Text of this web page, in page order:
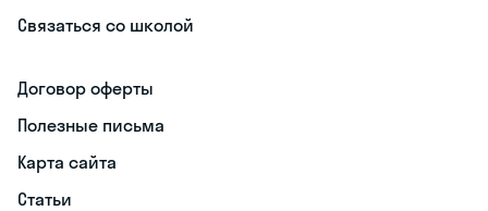
Связаться со школой
Договор оферты
Полезные письма
Карта сайта
Статьи